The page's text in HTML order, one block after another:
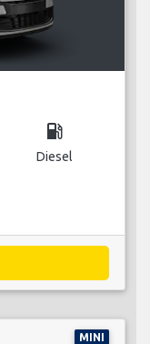
local_gas_station
Diesel
MINI